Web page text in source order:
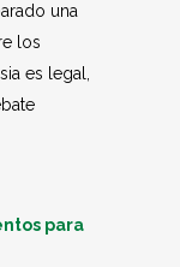
una
los
es legal,
para